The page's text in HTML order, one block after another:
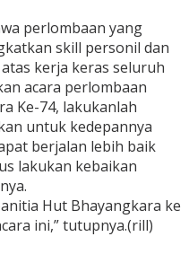
perlombaan yang
skill personil dan
kerja keras seluruh
acara perlombaan
Ke-74, lakukanlah
untuk kedepannya
berjalan lebih baik
lakukan kebaikan
Hut Bhayangkara ke
ini,” tutupnya.(rill)